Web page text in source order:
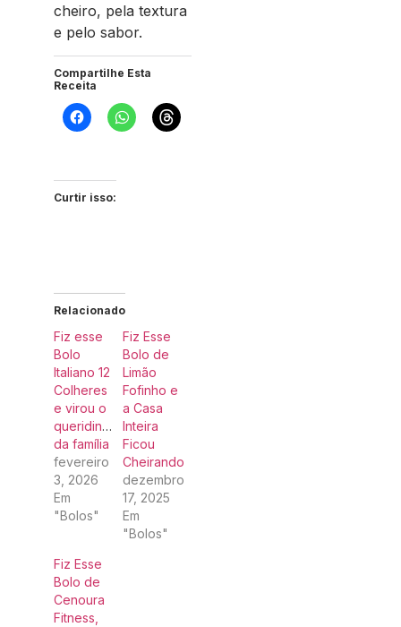
cheiro, pela textura
e pelo sabor.
Compartilhe Esta
Receita
Curtir isso:
Relacionado
Fiz esse
Bolo
Italiano 12
Colheres
e virou o
queridinho
da família
fevereiro
3, 2026
Em
"Bolos"
Fiz Esse
Bolo de
Limão
Fofinho e
a Casa
Inteira
Ficou
Cheirando
dezembro
17, 2025
Em
"Bolos"
Fiz Esse
Bolo de
Cenoura
Fitness,